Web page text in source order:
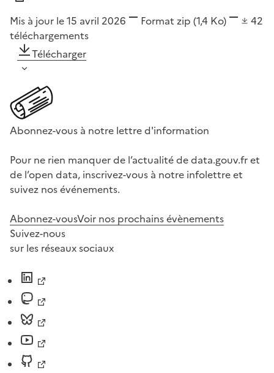
Mis à jour le 15 avril 2026 Format zip (1,4 Ko)
42
téléchargements
Télécharger
Abonnez-vous à notre lettre d'information
Pour ne rien manquer de l’actualité de data.gouv.fr et
de l’open data, inscrivez-vous à notre infolettre et
suivez nos événements.
Abonnez-vousVoir nos prochains évènements
Suivez-nous
sur les réseaux sociaux